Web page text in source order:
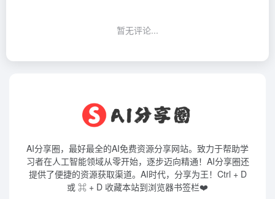
暂无评论...
AI分享圈，最好最全的AI免费资源分享网站。致力于帮助学
习者在人工智能领域从零开始，逐步迈向精通！AI分享圈还
提供了便捷的资源获取渠道。AI时代，分享为王！Ctrl + D
或 ⌘ + D 收藏本站到浏览器书签栏❤️